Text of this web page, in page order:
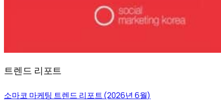
트렌드 리포트
소마코 마케팅 트렌드 리포트 (2026년 6월)